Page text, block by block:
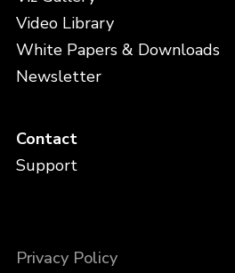
Video Library
White Papers & Downloads
Newsletter
Contact
Support
Privacy Policy